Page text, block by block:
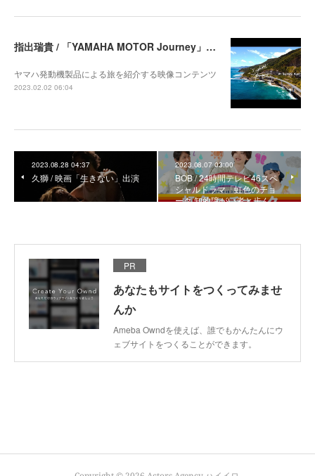
指出瑞貴 / 「YAMAHA MOTOR Journey」 Sydney, Australia 出演
ヤマハ発動機製品による旅を紹介する映像コンテンツ
2023.02.02 06:04
2023.08.28 04:37
久獅 / 映画「生きない」出演
2023.08.07 03:00
BOB / 24時間テレビ46スペ
シャルドラマ「虹色のチョ
ーク 知的障がい者と歩ん…
PR
あなたもサイトをつくってみませ
んか
Ameba Owndを使えば、誰でもかんたんにウ
ェブサイトをつくることができます。